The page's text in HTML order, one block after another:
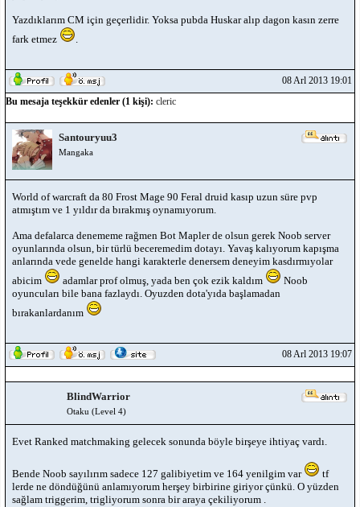
Yazdıklarım CM için geçerlidir. Yoksa pubda Huskar alıp dagon kasın zerre
fark etmez
08 Arl 2013 19:01
Bu mesaja teşekkür edenler (1 kişi): cleric
Santouryuu3
Mangaka
World of warcraft da 80 Frost Mage 90 Feral druid kasıp uzun süre pvp
atmıştım ve 1 yıldır da bırakmış oynamıyorum.
Ama defalarca denememe rağmen Bot Mapler de olsun gerek Noob server
oyunlarında olsun, bir türlü beceremedim dotayı. Yavaş kalıyorum kapışma
anlarında vede genelde hangi karakterle denersem deneyim kasdırmıyolar
abicim
adamlar prof olmuş, yada ben çok ezik kaldım
Noob
oyuncuları bile bana fazlaydı. Oyuzden dota'yıda başlamadan
bırakanlardanım
08 Arl 2013 19:07
BlindWarrior
Otaku (Level 4)
Evet Ranked matchmaking gelecek sonunda böyle birşeye ihtiyaç vardı.
Bende Noob sayılırım sadece 127 galibiyetim ve 164 yenilgim var
tf
lerde ne döndüğünü anlamıyorum herşey birbirine giriyor çünkü. O yüzden
sağlam triggerim, trigliyorum sonra bir araya çekiliyorum .